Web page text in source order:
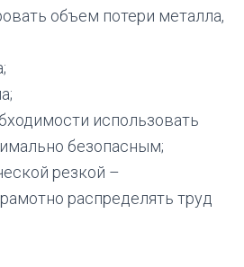
объем потери металла,
использовать
безопасным;
резкой –
распределять труд